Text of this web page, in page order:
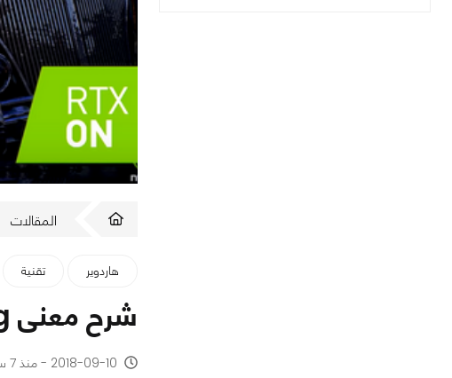
المقالات
هاردوير تقنية
شرح معنى RTX ,Ray Tracing ثورة التقنية لعالم الألعاب
2018-09-10 - منذ 7 سنوات